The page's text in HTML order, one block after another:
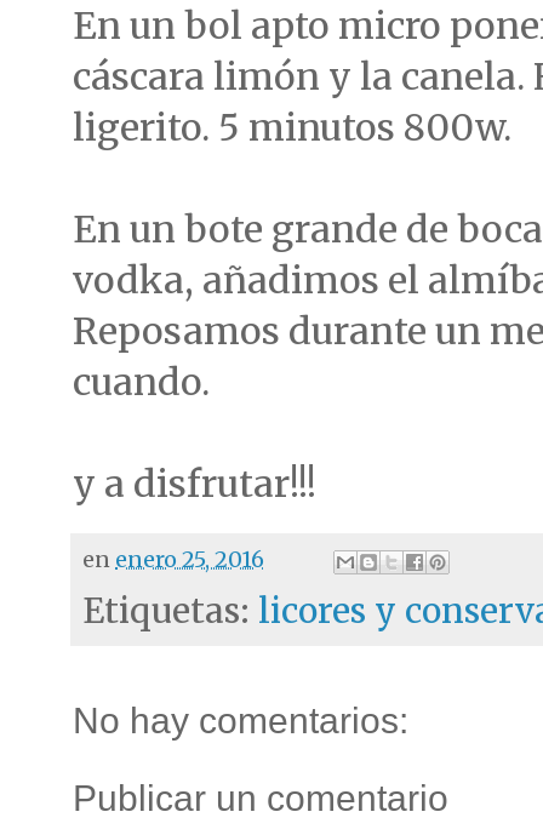
En un bol apto micro
cáscara limón y la
ligerito. 5 minutos 800w.
En un bote grande de
vodka, añadimos el
Reposamos durante un
cuando.
y a disfrutar!!!
en enero 25, 2016
Etiquetas: licores y
No hay comentarios:
Publicar un comentario